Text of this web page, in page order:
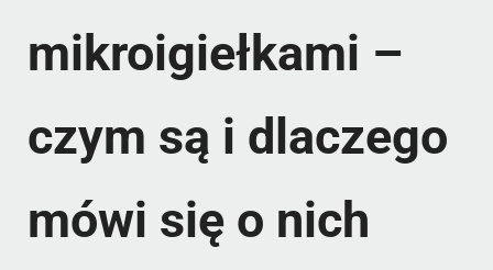
mikroigiełkami –
czym są i dlaczego
mówi się o nich